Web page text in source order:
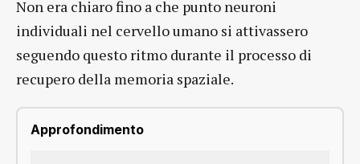
Non era chiaro fino a che punto neuroni
individuali nel cervello umano si attivassero
seguendo questo ritmo durante il processo di
recupero della memoria spaziale.
Approfondimento